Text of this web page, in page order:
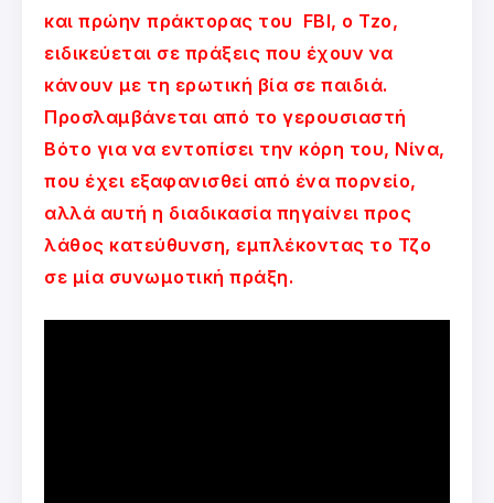
και πρώην πράκτορας του FBI, o Tzo,
ειδικεύεται σε πράξεις που έχουν να
κάνουν με τη ερωτική βία σε παιδιά.
Προσλαμβάνεται από το γερουσιαστή
Βότο για να εντοπίσει την κόρη του, Νίνα,
που έχει εξαφανισθεί από ένα πορνείο,
αλλά αυτή η διαδικασία πηγαίνει προς
λάθος κατεύθυνση, εμπλέκοντας το Τζο
σε μία συνωμοτική πράξη.